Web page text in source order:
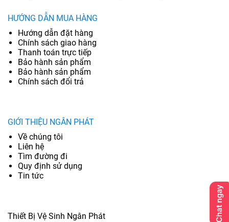
HƯỚNG DẪN MUA HÀNG
Hướng dẫn đặt hàng
Chính sách giao hàng
Thanh toán trực tiếp
Bảo hành sản phẩm
Bảo hành sản phẩm
Chính sách đổi trả
GIỚI THIỆU NGÂN PHÁT
Về chúng tôi
Liên hệ
Tìm đường đi
Quy định sử dụng
Tin tức
Thiết Bị Vệ Sinh Ngân Phát